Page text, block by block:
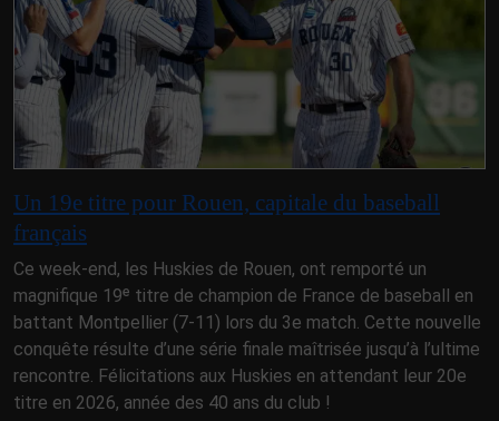
Un 19e titre pour Rouen, capitale du baseball
français
Ce week-end, les Huskies de Rouen, ont remporté un
magnifique 19ᵉ titre de champion de France de baseball en
battant Montpellier (7-11) lors du 3e match. Cette nouvelle
conquête résulte d’une série finale maîtrisée jusqu’à l’ultime
rencontre. Félicitations aux Huskies en attendant leur 20e
titre en 2026, année des 40 ans du club !